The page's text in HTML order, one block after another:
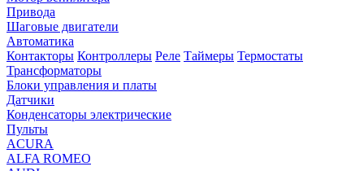
Привода
Шаговые двигатели
Автоматика
Контакторы Контроллеры Реле Таймеры Термостаты
Трансформаторы
Блоки управления и платы
Датчики
Конденсаторы электрические
Пульты
ACURA
ALFA ROMEO